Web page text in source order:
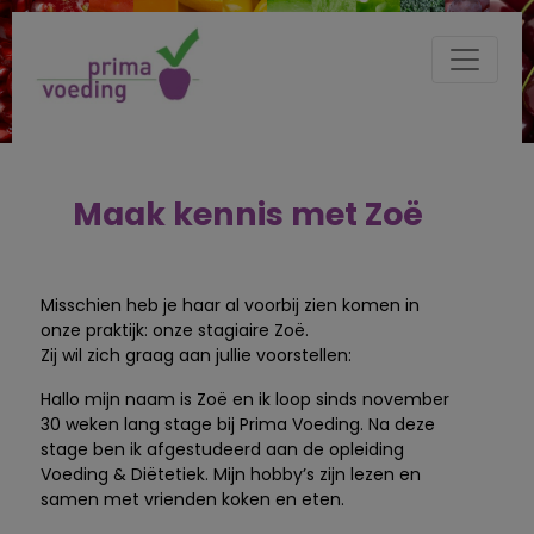
Maak kennis met Zoë
Misschien heb je haar al voorbij zien komen in
onze praktijk: onze stagiaire Zoë.
Zij wil zich graag aan jullie voorstellen:
Hallo mijn naam is Zoë en ik loop sinds november
30 weken lang stage bij Prima Voeding. Na deze
stage ben ik afgestudeerd aan de opleiding
Voeding & Diëtetiek. Mijn hobby’s zijn lezen en
samen met vrienden koken en eten.